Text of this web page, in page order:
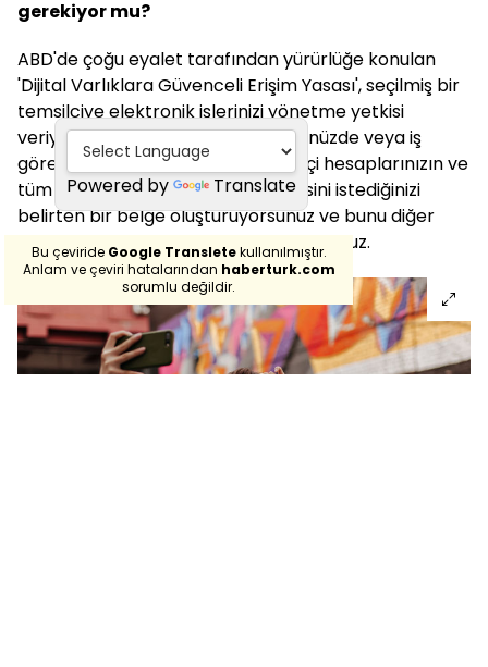
gerekiyor mu?
ABD'de çoğu eyalet tarafından yürürlüğe konulan
'Dijital Varlıklara Güvenceli Erişim Yasası', seçilmiş bir
temsilciye elektronik işlerinizi yönetme yetkisi
veriyor. Özel talimatlar için, öldüğünüzde veya iş
göremez hale geldiğinizde çevrimiçi hesaplarınızın ve
tüm dijital içeriğinizin nasıl işlenmesini istediğinizi
belirten bir belge oluşturuyorsunuz ve bunu diğer
miras evraklarınızla birlikte saklıyorsunuz.
Powered by Translate
Bu çeviride Google Transletekullanılmıştır.
Anlam ve çeviri hatalarından haberturk.com
sorumlu değildir.